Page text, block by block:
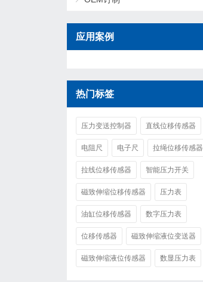
应用案例
热门标签
压力变送控制器 直线位移传感器
电阻尺 电子尺 拉绳位移传感器
拉线位移传感器 智能压力开关
磁致伸缩位移传感器 压力表
油缸位移传感器 数字压力表
位移传感器 磁致伸缩液位变送器
磁致伸缩液位传感器 数显压力表